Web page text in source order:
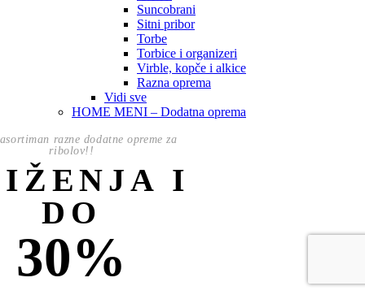
Suncobrani
Sitni pribor
Torbe
Torbice i organizeri
Virble, kopče i alkice
Razna oprema
Vidi sve
HOME MENI – Dodatna oprema
razne dodatne opreme za
ribolov!!
I
DO
30%